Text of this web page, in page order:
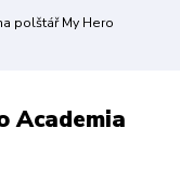
polštář My Hero
Academia